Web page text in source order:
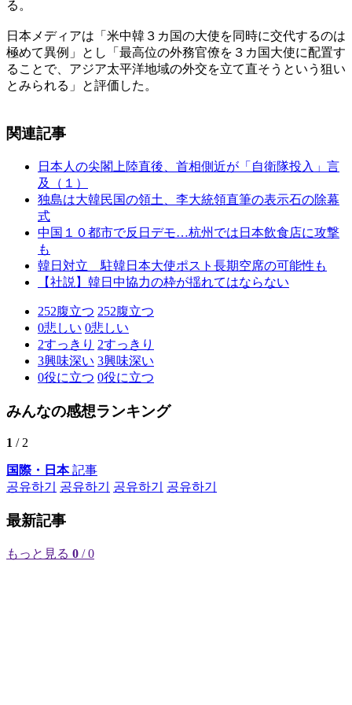
る。
日本メディアは「米中韓３カ国の大使を同時に交代するのは
極めて異例」とし「最高位の外務官僚を３カ国大使に配置す
ることで、アジア太平洋地域の外交を立て直そうという狙い
とみられる」と評価した。
関連記事
日本人の尖閣上陸直後、首相側近が「自衛隊投入」言
及（１）
独島は大韓民国の領土、李大統領直筆の表示石の除幕
式
中国１０都市で反日デモ…杭州では日本飲食店に攻撃
も
韓日対立 駐韓日本大使ポスト長期空席の可能性も
【社説】韓日中協力の枠が揺れてはならない
252腹立つ 252腹立つ
0悲しい 0悲しい
2すっきり 2すっきり
3興味深い 3興味深い
0役に立つ 0役に立つ
みんなの感想ランキング
1 / 2
国際・日本記事
공유하기
공유하기 공유하기 공유하기
最新記事
もっと見る 0 / 0